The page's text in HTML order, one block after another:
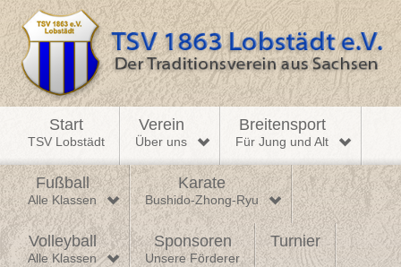
Start
TSV Lobstädt
Verein
Über uns
Breitensport
Für Jung und Alt
Fußball
Alle Klassen
Karate
Bushido-Zhong-Ryu
Volleyball
Alle Klassen
Sponsoren
Unsere Förderer
Turnier